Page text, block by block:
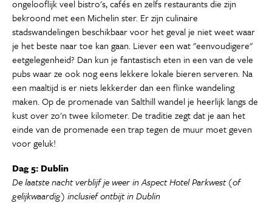
ongelooflijk veel bistro's, cafés en zelfs restaurants die zijn
bekroond met een Michelin ster. Er zijn culinaire
stadswandelingen beschikbaar voor het geval je niet weet waar
je het beste naar toe kan gaan. Liever een wat "eenvoudigere"
eetgelegenheid? Dan kun je fantastisch eten in een van de vele
pubs waar ze ook nog eens lekkere lokale bieren serveren. Na
een maaltijd is er niets lekkerder dan een flinke wandeling
maken. Op de promenade van Salthill wandel je heerlijk langs de
kust over zo'n twee kilometer. De traditie zegt dat je aan het
einde van de promenade een trap tegen de muur moet geven
voor geluk!
Dag 5: Dublin
De laatste nacht verblijf je weer in Aspect Hotel Parkwest (of
gelijkwaardig) inclusief ontbijt in Dublin